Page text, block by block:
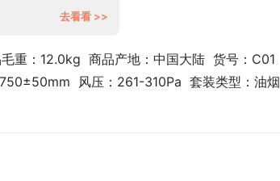
去看看 >>
重：12.0kg  商品产地：中国大陆  货号：C01
风压：261-310Pa  套装类型：油烟